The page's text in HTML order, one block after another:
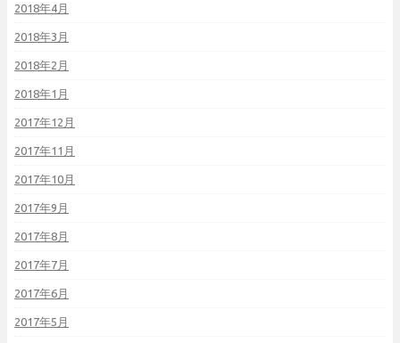
2018年4月
2018年3月
2018年2月
2018年1月
2017年12月
2017年11月
2017年10月
2017年9月
2017年8月
2017年7月
2017年6月
2017年5月